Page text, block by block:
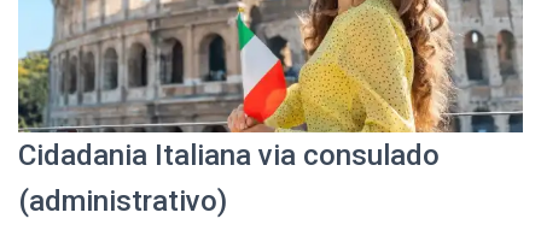
Cidadania Italiana via consulado
(administrativo)